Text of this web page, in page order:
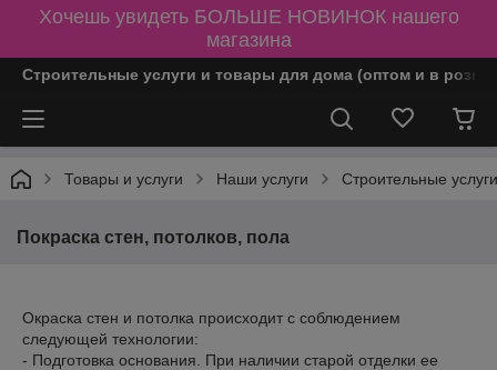
Хочешь увидеть БОЛЬШЕ НОВИНОК нашего
магазина
Строительные услуги и товары для дома (оптом и в
Товары и услуги Наши услуги Строительные услуги
Покраска стен, потолков, пола
Окраска стен и потолка происходит с соблюдением
следующей технологии:
- Подготовка основания. При наличии старой отделки ее